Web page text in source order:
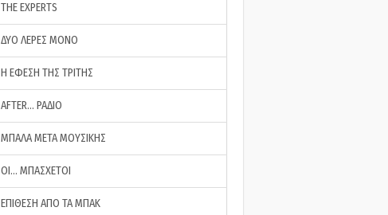
THE EXPERTS
ΔΥΟ ΛΕΡΕΣ ΜΟΝΟ
Η ΕΦΕΣΗ ΤΗΣ ΤΡΙΤΗΣ
AFTER… ΡΑΔΙΟ
ΜΠΑΛΑ ΜΕΤΑ ΜΟΥΣΙΚΗΣ
ΟΙ… ΜΠΑΣΧΕΤΟΙ
ΕΠΙΘΕΣΗ ΑΠΟ ΤΑ ΜΠΑΚ